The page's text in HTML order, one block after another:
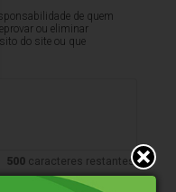
de quem
ou eliminar
do site ou que
500 caracteres restantes.